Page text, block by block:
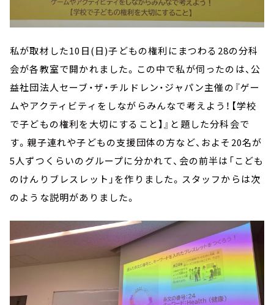
私が取材した10日(日)子どもの権利にまつわる28の分科
会が各教室で開かれました。この中で私が伺ったのは、公
益社団法人セーブ・ザ・チルドレン・ジャパン主催の『ゲー
ムやアクティビティをしながらみんなで考えよう！【学校
で子どもの権利を大切にすること】』と題した分科会で
す。親子連れや子どもの支援団体の方など、およそ20名が
5人ずつくらいのグループに分かれて、会の前半は「こども
のけんりブレスレット」を作りました。スタッフからは次
のような説明がありました。